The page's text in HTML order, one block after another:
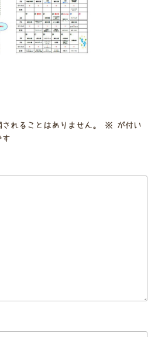
れることはありません。 ※ が付い
す